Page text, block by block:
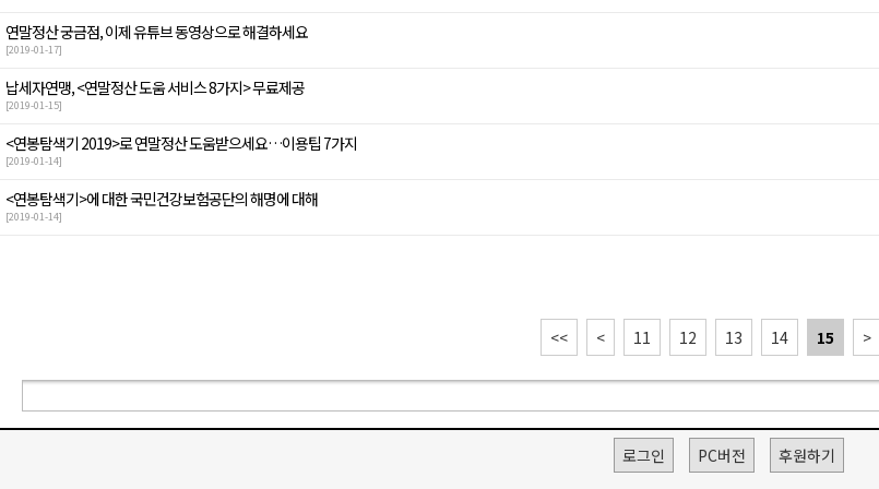
연말정산 궁금점, 이제 유튜브 동영상으로 해결하세요
[2019-01-17]
납세자연맹, <연말정산 도움 서비스 8가지> 무료제공
[2019-01-15]
<연봉탐색기 2019>로 연말정산 도움받으세요…이용팁 7가지
[2019-01-14]
<연봉탐색기>에 대한 국민건강보험공단의 해명에 대해
[2019-01-14]
<< < 11 12 13 14 15 >
로그인 PC버전 후원하기